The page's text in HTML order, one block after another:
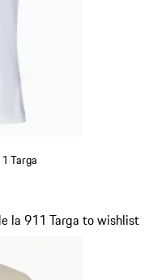
Targa
la 911 Targa to wishlist